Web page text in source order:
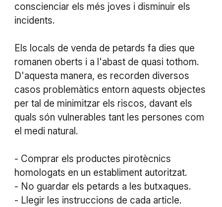
conscienciar els més joves i disminuir els
incidents.
Els locals de venda de petards fa dies que
romanen oberts i a l'abast de quasi tothom.
D'aquesta manera, es recorden diversos
casos problemàtics entorn aquests objectes
per tal de minimitzar els riscos, davant els
quals són vulnerables tant les persones com
el medi natural.
- Comprar els productes pirotècnics
homologats en un establiment autoritzat.
- No guardar els petards a les butxaques.
- Llegir les instruccions de cada article.